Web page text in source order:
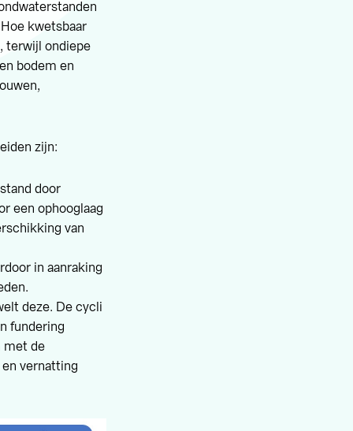
kwetsbaar
terwijl ondiepe
bodem en
zijn:
door
een ophooglaag
van
in aanraking
deze. De cycli
fundering
met de
vernatting